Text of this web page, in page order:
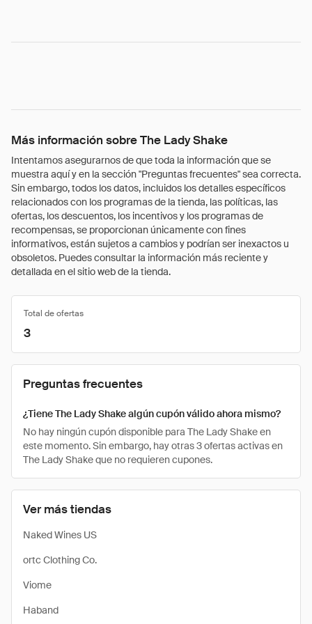
Más información sobre The Lady Shake
Intentamos asegurarnos de que toda la información que se
muestra aquí y en la sección "Preguntas frecuentes" sea correcta.
Sin embargo, todos los datos, incluidos los detalles específicos
relacionados con los programas de la tienda, las políticas, las
ofertas, los descuentos, los incentivos y los programas de
recompensas, se proporcionan únicamente con fines
informativos, están sujetos a cambios y podrían ser inexactos u
obsoletos. Puedes consultar la información más reciente y
detallada en el sitio web de la tienda.
Ver más tiendas
Naked Wines US
ortc Clothing Co.
Viome
Haband
Total de ofertas
3
Preguntas frecuentes
¿Tiene The Lady Shake algún cupón válido ahora mismo?
No hay ningún cupón disponible para The Lady Shake en
este momento. Sin embargo, hay otras 3 ofertas activas en
The Lady Shake que no requieren cupones.